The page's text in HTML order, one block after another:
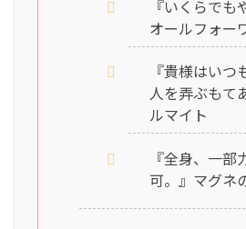
『いくらでも
オールフォー
『貴様はいつ
人を弄ぶもて
ルマイト
『全身、一部
可。』マグネ